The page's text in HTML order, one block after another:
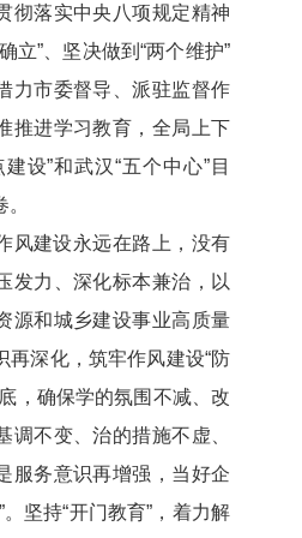
彻落实中央八项规定精神
立”、坚决做到“两个维护”
力市委督导、派驻监督作
推进学习教育，全局上下
设”和武汉“五个中心”目
建设永远在路上，没有
发力、深化标本兼治，以
源和城乡建设事业高质量
再深化，筑牢作风建设“防
，确保学的氛围不减、改
调不变、治的措施不虚、
服务意识再增强，当好企
坚持“开门教育”，着力解